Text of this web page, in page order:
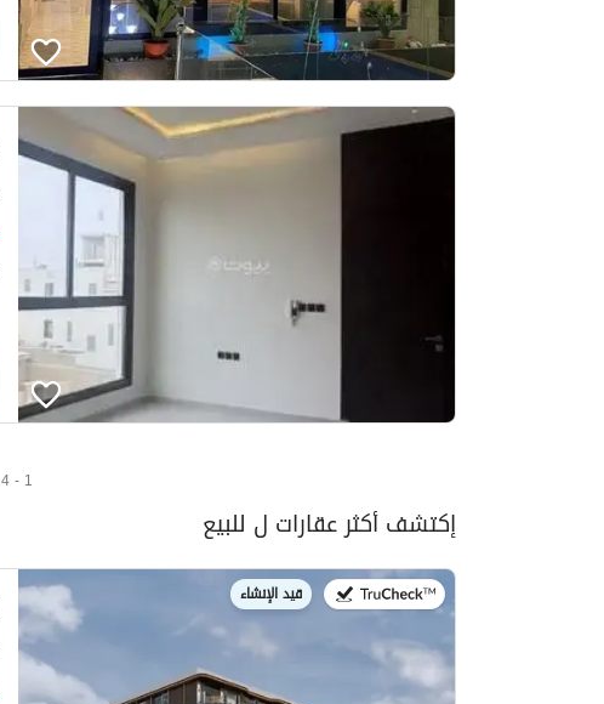
1 - 4 من 4 عقار
إكتشف أكثر عقارات ل للبيع
في:قيد الإنشاء